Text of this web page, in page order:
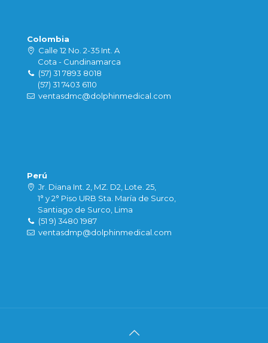
Colombia
Calle 12 No. 2-35 Int. A
Cota - Cundinamarca
(57) 31 7893 8018
(57) 31 7403 6110
ventasdmc@dolphinmedical.com
Perú
Jr. Diana Int. 2, MZ. D2, Lote. 25,
1° y 2° Piso URB Sta. María de Surco,
Santiago de Surco, Lima
(51 9) 3480 1987
ventasdmp@dolphinmedical.com